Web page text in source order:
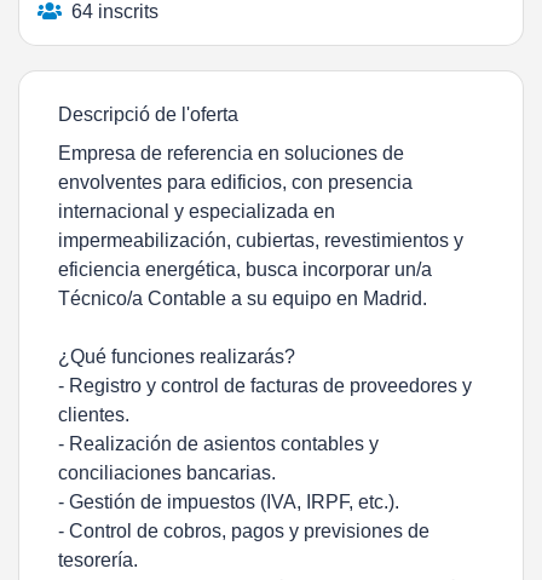
64 inscrits
Descripció de l'oferta
Empresa de referencia en soluciones de
envolventes para edificios, con presencia
internacional y especializada en
impermeabilización, cubiertas, revestimientos y
eficiencia energética, busca incorporar un/a
Técnico/a Contable a su equipo en Madrid.
¿Qué funciones realizarás?
- Registro y control de facturas de proveedores y
clientes.
- Realización de asientos contables y
conciliaciones bancarias.
- Gestión de impuestos (IVA, IRPF, etc.).
- Control de cobros, pagos y previsiones de
tesorería.